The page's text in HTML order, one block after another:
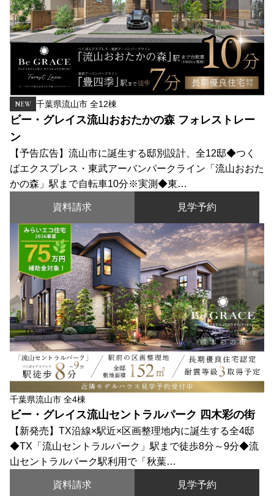
NEW 千葉県流山市 全12棟
ビー・グレイス流山おおたかの森 フォレストレー
ン
【予告広告】流山市に誕生する邸別設計、全12邸◆つく
ばエクスプレス・東武アーバンパークライン「流山おおた
かの森」駅まで自転車10分※実測◆東…
資料請求 見学予約
千葉県流山市 全4棟
ビー・グレイス流山セントラルパーク 四木彩の街
【新発売】TX沿線×駅近×区画整理地内に誕生する全4邸
◆TX「流山セントラルパーク」駅まで徒歩8分～9分◆流
山セントラルパーク駅利用で「秋葉…
資料請求 見学予約